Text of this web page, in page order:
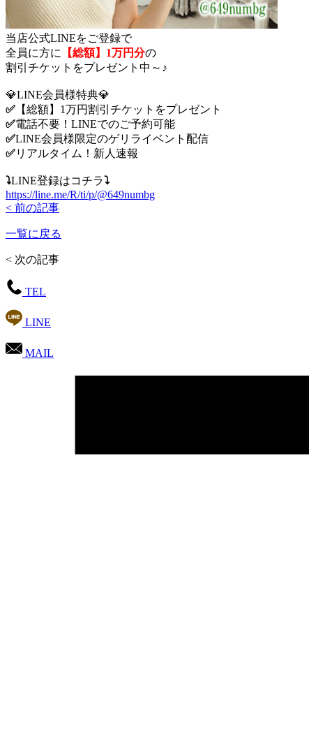
当店公式LINEをご登録で
全員に方に
【総額】1万円分の
割引チケットをプレゼント中～♪
💎LINE会員様特典💎
✅️ 【総額】1万円割引チケットをプレゼント
✅️電話不要！LINEでのご予約可能
✅️LINE会員様限定のゲリライベント配信
✅️リアルタイム！新人速報
⤵️️LINE登録はコチラ⤵️️
https://line.me/R/ti/p/@649numbg
< 前の記事
一覧に戻る
< 次の記事
TEL
LINE
MAIL